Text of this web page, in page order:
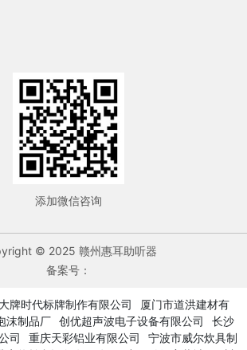
添加微信咨询
© 2025 赣州惠耳助听器
备案号：
牌时代标牌制作有限公司
厦门市道洪建材有
沫制品厂 创优超声波电子设备有限公司
长沙
司
重庆天彩铝业有限公司
宁波市威尔炊具制